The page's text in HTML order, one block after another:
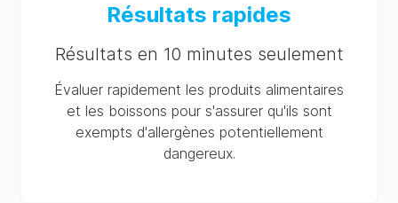
AlerTox Sticks (Total
Milk, BLG, Casein and
Egg) Extraction Buffer
SDS (ES-es)
AlerTox Sticks (Total
Milk, BLG, Casein and
Egg) Extraction Buffer
Résultats rapides
Résultats en 10 minutes seulement
Évaluer rapidement les produits alimentaires
et les boissons pour s'assurer qu'ils sont
exempts d'allergènes potentiellement
dangereux.